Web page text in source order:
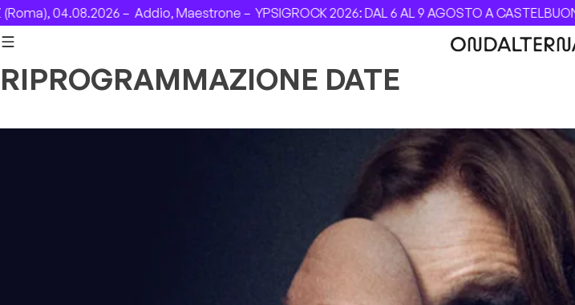
Skip to content
04.08.2026 –Addio, Maestrone –YPSIGROCK 2026: DAL 6 AL 9 AGOSTO A CASTELBUONO,
RIPROGRAMMAZIONE DATE